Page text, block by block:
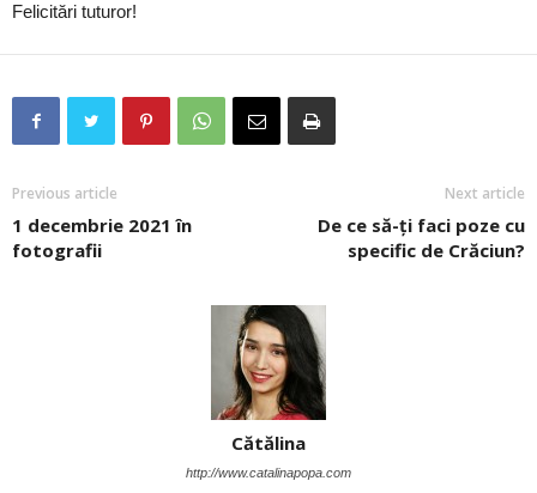
Felicitări tuturor!
Previous article
1 decembrie 2021 în
fotografii
Next article
De ce să-ți faci poze cu
specific de Crăciun?
Cătălina
http://www.catalinapopa.com